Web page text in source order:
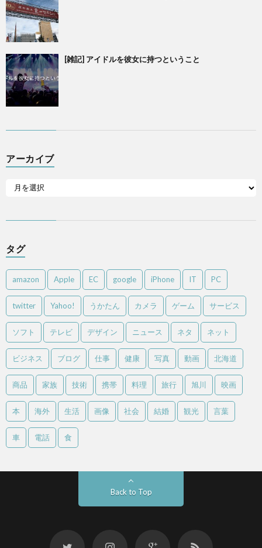
[雑記] アイドルを彼女に持つということ
アーカイブ
タグ
amazon Apple EC google iPhone IT PC
twitter Yahoo! うかたん カメラ ゲーム サービス
ソフト テレビ デザイン ニュース ネタ ネット
ビジネス ブログ 仕事 健康 写真 動画 北海道
商品 家族 技術 携帯 料理 旅行 旭川 映画
本 海外 生活 画像 社会 結婚 観光 言葉
車 電話 食
Back to Top